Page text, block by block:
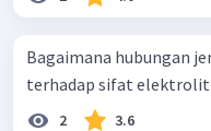
Bagaimana hubungan
terhadap sifat
2 3.6